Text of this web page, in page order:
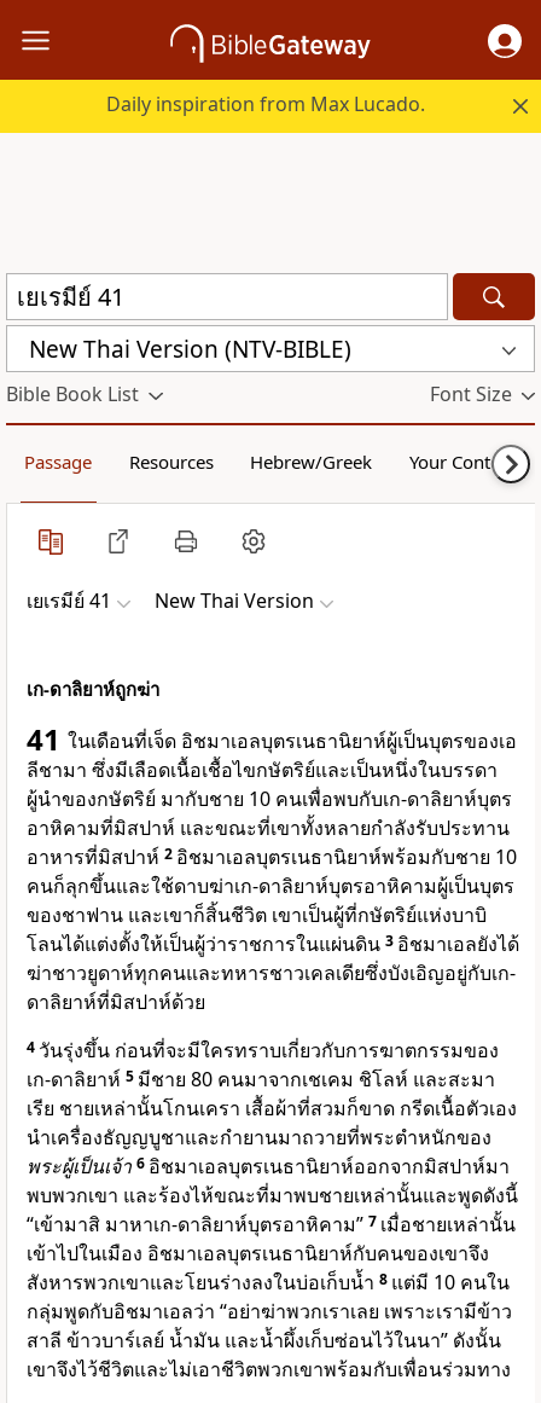
Daily inspiration from Max Lucado.
New Thai Version (NTV-BIBLE)
Bible Book List Font Size
Passage Resources Hebrew/Greek Your Content
เยเรมีย์ 41 New Thai Version
เก-ดาลิยาห์ถูกฆ่า
41 ในเดือนที่เจ็ด อิชมาเอลบุตรเนธานิยาห์ผู้เป็นบุตรของเอ
ลีชามา ซึ่งมีเลือดเนื้อเชื้อไขกษัตริย์และเป็นหนึ่งในบรรดา
ผู้นำของกษัตริย์ มากับชาย 10 คนเพื่อพบกับเก-ดาลิยาห์บุตร
อาหิคามที่มิสปาห์ และขณะที่เขาทั้งหลายกำลังรับประทาน
อาหารที่มิสปาห์ 2 อิชมาเอลบุตรเนธานิยาห์พร้อมกับชาย 10
คนก็ลุกขึ้นและใช้ดาบฆ่าเก-ดาลิยาห์บุตรอาหิคามผู้เป็นบุตร
ของชาฟาน และเขาก็สิ้นชีวิต เขาเป็นผู้ที่กษัตริย์แห่งบาบิ
โลนได้แต่งตั้งให้เป็นผู้ว่าราชการในแผ่นดิน 3 อิชมาเอลยังได้
ฆ่าชาวยูดาห์ทุกคนและทหารชาวเคลเดียซึ่งบังเอิญอยู่กับเก-
ดาลิยาห์ที่มิสปาห์ด้วย
4 วันรุ่งขึ้น ก่อนที่จะมีใครทราบเกี่ยวกับการฆาตกรรมของ
เก-ดาลิยาห์ 5 มีชาย 80 คนมาจากเชเคม ชิโลห์ และสะมา
เรีย ชายเหล่านั้นโกนเครา เสื้อผ้าที่สวมก็ขาด กรีดเนื้อตัวเอง
นำเครื่องธัญญบูชาและกำยานมาถวายที่พระตำหนักของ
พระผู้เป็นเจ้า 6 อิชมาเอลบุตรเนธานิยาห์ออกจากมิสปาห์มา
พบพวกเขา และร้องไห้ขณะที่มาพบชายเหล่านั้นและพูดดังนี้
“เข้ามาสิ มาหาเก-ดาลิยาห์บุตรอาหิคาม” 7 เมื่อชายเหล่านั้น
เข้าไปในเมือง อิชมาเอลบุตรเนธานิยาห์กับคนของเขาจึง
สังหารพวกเขาและโยนร่างลงในบ่อเก็บน้ำ 8 แต่มี 10 คนใน
กลุ่มพูดกับอิชมาเอลว่า “อย่าฆ่าพวกเราเลย เพราะเรามีข้าว
สาลี ข้าวบาร์เลย์ น้ำมัน และน้ำผึ้งเก็บซ่อนไว้ในนา” ดังนั้น
เขาจึงไว้ชีวิตและไม่เอาชีวิตพวกเขาพร้อมกับเพื่อนร่วมทาง